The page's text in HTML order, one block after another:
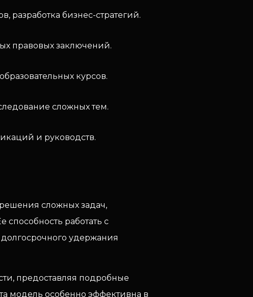
разработка бизнес-стратегий.
правовых заключений.
курсов.
сложных тем.
и руководств.
сложных задач,
работать с
удержания
предоставляя подробные
модель особенно эффективна в